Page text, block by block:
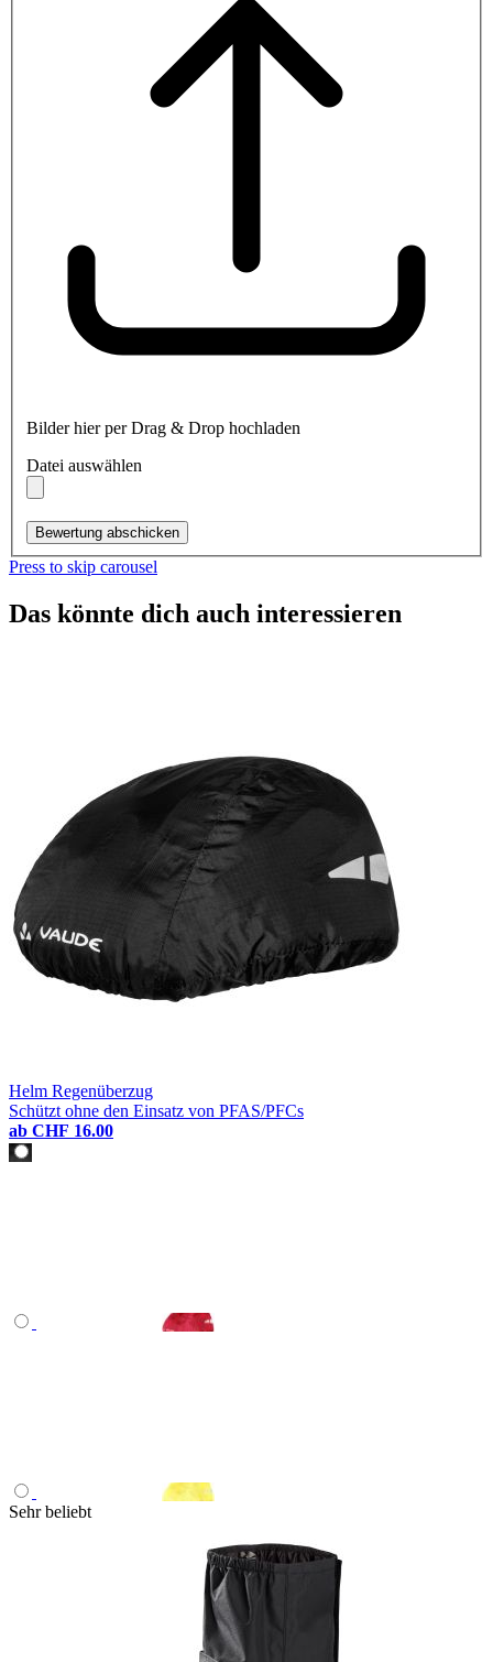
Bilder hier per Drag & Drop hochladen
Datei auswählen
Bewertung abschicken
Press to skip carousel
Das könnte dich auch interessieren
Helm Regenüberzug
Schützt ohne den Einsatz von PFAS/PFCs
ab CHF 16.00
Sehr beliebt